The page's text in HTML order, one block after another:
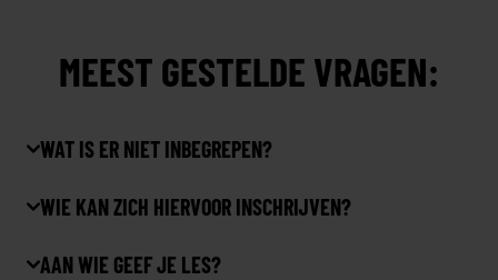
MEEST GESTELDE VRAGEN:
WAT IS ER NIET INBEGREPEN?
WIE KAN ZICH HIERVOOR INSCHRIJVEN?
AAN WIE GEEF JE LES?